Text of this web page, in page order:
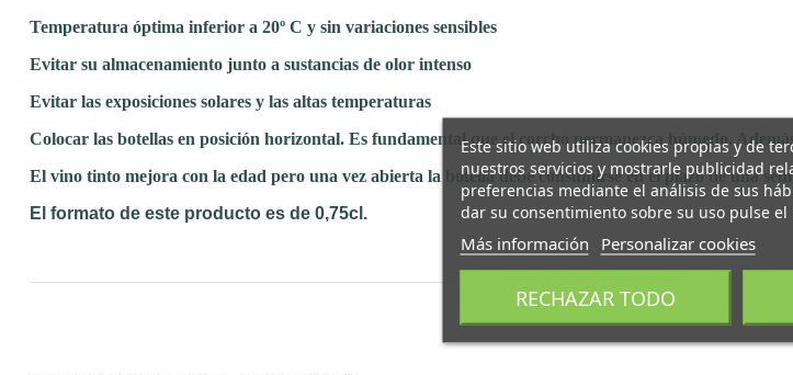
Temperatura óptima inferior a 20º C y sin variaciones sensibles
Evitar su almacenamiento junto a sustancias de olor intenso
Evitar las exposiciones solares y las altas temperaturas
Colocar las botellas en posición horizontal. Es fundamental que el corcho permanezca húmedo.
El vino tinto mejora con la edad pero una vez abierta la botella debe consumirse en el plazo de una
El formato de este producto es de 0,75cl.
Este sitio web utiliza cookies propias y de
nuestros servicios y mostrarle publicidad
preferencias mediante el análisis de sus
dar su consentimiento sobre su uso pulse el
Más información Personalizar cookies
RECHAZAR TODO